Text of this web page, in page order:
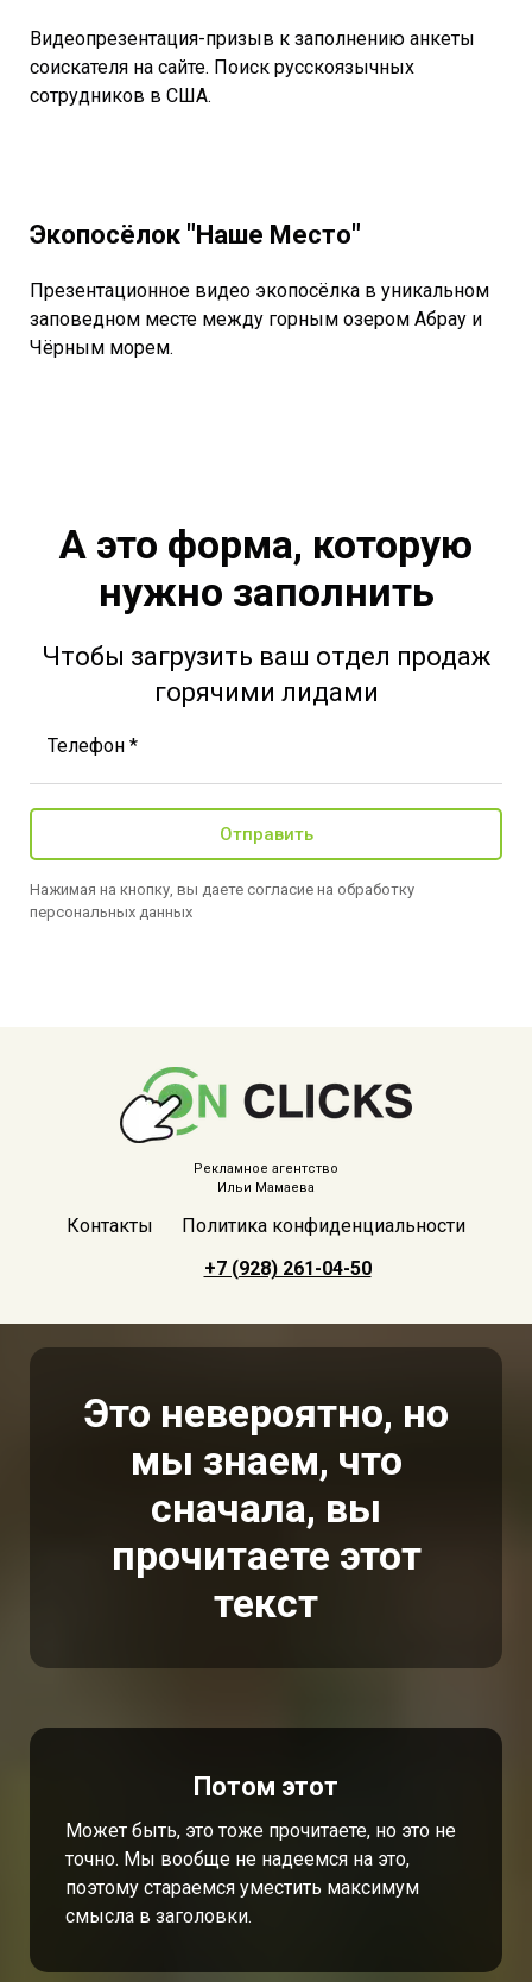
Видеопрезентация-призыв к заполнению анкеты
соискателя на сайте. Поиск русскоязычных
сотрудников в США.
Экопосёлок "Наше Место"
Презентационное видео экопосёлка в уникальном
заповедном месте между горным озером Абрау и
Чёрным морем.
А это форма, которую
нужно заполнить
Чтобы загрузить ваш отдел продаж
горячими лидами
Телефон *
Отправить
Нажимая на кнопку, вы даете согласие на обработку
персональных данных
Рекламное агентство
Ильи Мамаева
Контакты
Политика конфиденциальности
+7 (928) 261-04-50
Это невероятно, но
мы знаем, что
сначала, вы
прочитаете этот
текст
Потом этот
Может быть, это тоже прочитаете, но это не
точно. Мы вообще не надеемся на это,
поэтому стараемся уместить максимум
смысла в заголовки.